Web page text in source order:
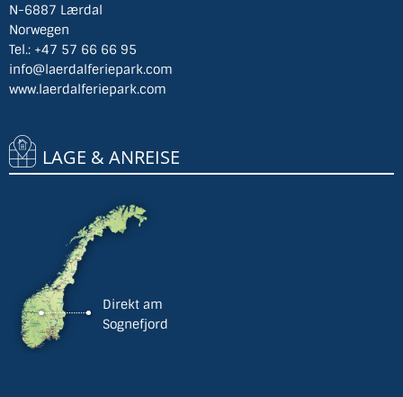
N-6887 Lærdal
Norwegen
Tel.: +47 57 66 66 95
info@laerdalferiepark.com
www.laerdalferiepark.com
LAGE & ANREISE
Direkt am
Sognefjord